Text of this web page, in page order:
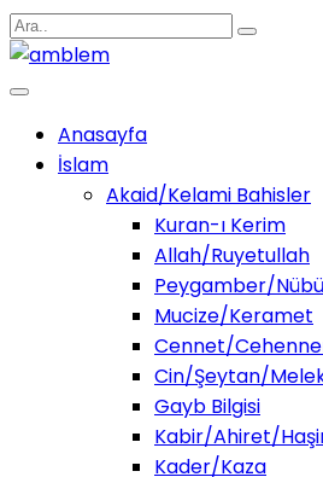
Anasayfa
İslam
Akaid/Kelami Bahisler
Kuran-ı Kerim
Allah/Ruyetullah
Peygamber/
Mucize/Keramet
Cennet/
Cin/Şeytan/
Gayb Bilgisi
Kabir/Ahiret/
Kader/Kaza